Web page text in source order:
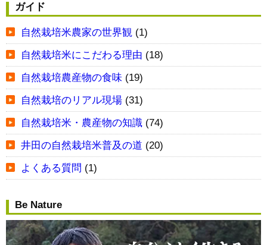
ガイド
自然栽培米農家の世界観 (1)
自然栽培米にこだわる理由 (18)
自然栽培農産物の食味 (19)
自然栽培のリアル現場 (31)
自然栽培米・農産物の知識 (74)
井田の自然栽培米普及の道 (20)
よくある質問 (1)
Be Nature